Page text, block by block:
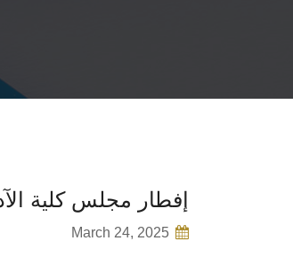
إفطار مجلس كلية
March 24, 2025